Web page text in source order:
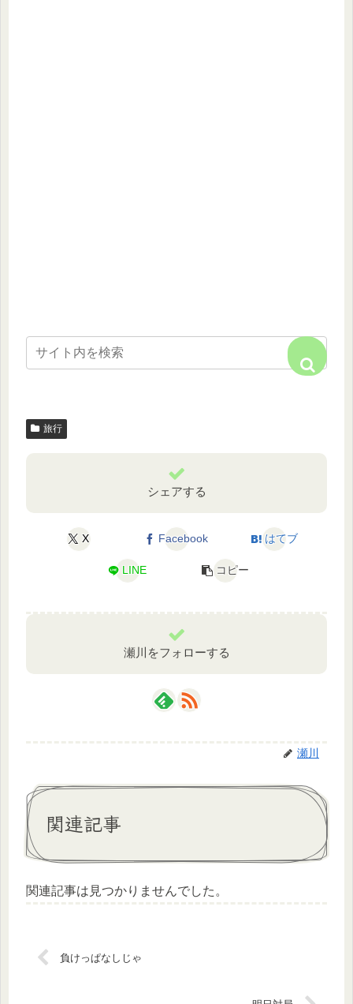
旅行
シェアする
X Facebook はてブ
LINE コピー
瀬川をフォローする
瀬川
関連記事
関連記事は見つかりませんでした。
負けっぱなしじゃ